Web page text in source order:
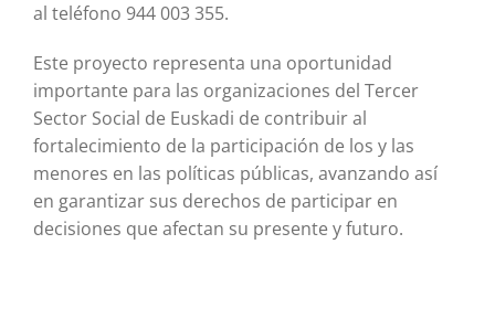
al teléfono 944 003 355.
Este proyecto representa una oportunidad
importante para las organizaciones del Tercer
Sector Social de Euskadi de contribuir al
fortalecimiento de la participación de los y las
menores en las políticas públicas, avanzando así
en garantizar sus derechos de participar en
decisiones que afectan su presente y futuro.